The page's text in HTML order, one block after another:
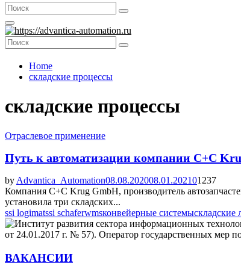
Search
for:
Search
Primary
Menu
Search
for:
Search
Home
складские процессы
складские процессы
Отраслевое применение
Путь к автоматизации компании C+C
by Advantica_Automation08.08.202008.01.202101237
Компания C+C Krug GmbH, производитель
установила три складских...
ssi logimatssi schaferwmsконвейерные системыскладские
ВАКАНСИИ